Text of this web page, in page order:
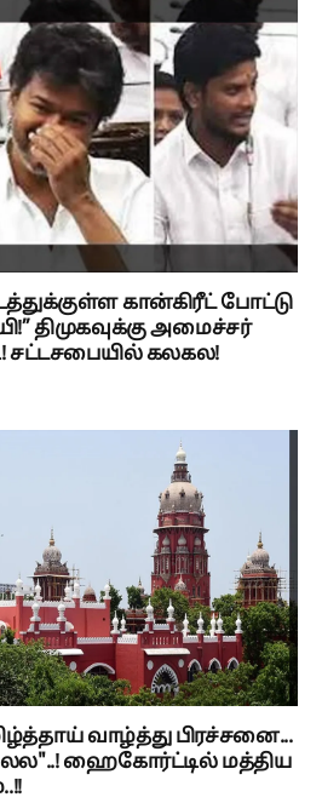
கான்கிரீட் போட்டு
திமுகவுக்கு அமைச்சர்
சட்டசபையில் கலகல!
வாழ்த்து பிரச்சனை...
ஹைகோர்ட்டில் மத்திய